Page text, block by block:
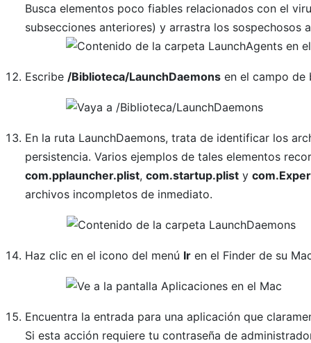
Busca elementos poco fiables relacionados con el
subsecciones anteriores) y arrastra los sospechosos
Escribe /Biblioteca/LaunchDaemons en el campo de
En la ruta LaunchDaemons, trata de identificar los
persistencia. Varios ejemplos de tales elementos
com.pplauncher.plist,com.startup.plist y
archivos incompletos de inmediato.
Haz clic en el icono del menú Ir en el Finder de su
Encuentra la entrada para una aplicación que
Si esta acción requiere tu contraseña de